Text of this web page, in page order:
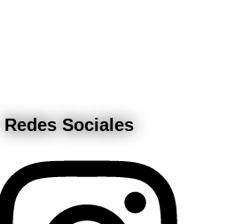
Redes Sociales